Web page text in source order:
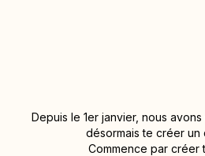
Depuis le 1er janvier, nous
désormais te créer un
Commence par créer